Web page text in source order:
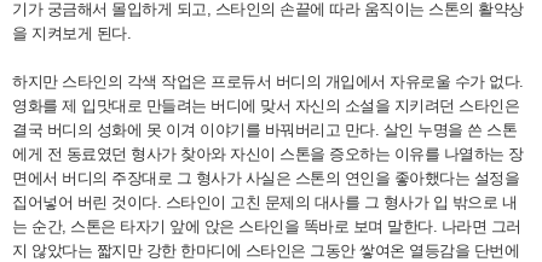
기가 궁금해서 몰입하게 되고, 스타인의 손끝에 따라 움직이는 스톤의 활약상
을 지켜보게 된다.
하지만 스타인의 각색 작업은 프로듀서 버디의 개입에서 자유로울 수가 없다.
영화를 제 입맛대로 만들려는 버디에 맞서 자신의 소설을 지키려던 스타인은
결국 버디의 성화에 못 이겨 이야기를 바꿔버리고 만다. 살인 누명을 쓴 스톤
에게 전 동료였던 형사가 찾아와 자신이 스톤을 증오하는 이유를 나열하는 장
면에서 버디의 주장대로 그 형사가 사실은 스톤의 연인을 좋아했다는 설정을
집어넣어 버린 것이다. 스타인이 고친 문제의 대사를 그 형사가 입 밖으로 내
는 순간, 스톤은 타자기 앞에 앉은 스타인을 똑바로 보며 말한다. 나라면 그러
지 않았다는 짧지만 강한 한마디에 스타인은 그동안 쌓여온 열등감을 단번에